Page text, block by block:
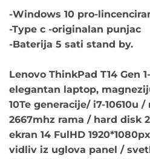
-Windows 10 pro-
-Type c -originalan punjac
-Baterija 5 sati stand by.
Lenovo ThinkPad T14 Gen
elegantan laptop,
10Te generacije/ i7-10610u
2667mhz rama / hard disk
ekran 14 FulHD
vidliv iz uglova panel /